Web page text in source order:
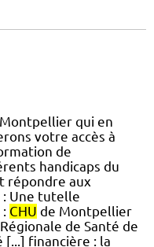
qui en
votre accès à
de
handicaps du
répondre aux
Une tutelle
CHU de Montpellier
de Santé de
[...] financière : la